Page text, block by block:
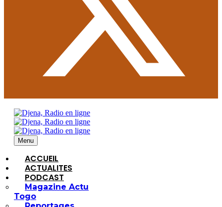
Menu
ACCUEIL
ACTUALITES
PODCAST
Magazine Actu
Togo